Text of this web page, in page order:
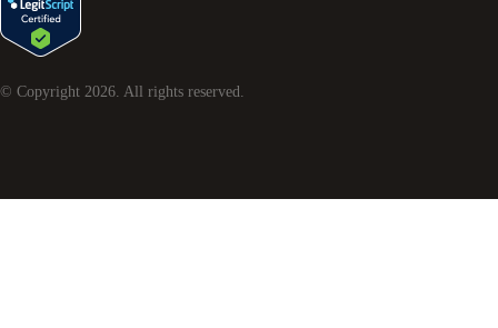
© Copyright 2026 . All rights reserved.